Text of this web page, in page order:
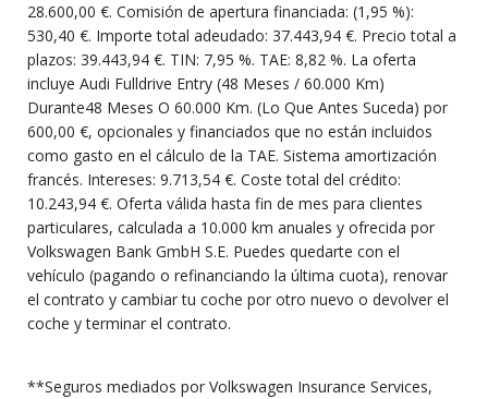
28.600,00 €. Comisión de apertura financiada: (1,95 %):
530,40 €. Importe total adeudado: 37.443,94 €. Precio total a
plazos: 39.443,94 €. TIN: 7,95 %. TAE: 8,82 %. La oferta
incluye Audi Fulldrive Entry (48 Meses / 60.000 Km)
Durante48 Meses O 60.000 Km. (Lo Que Antes Suceda) por
600,00 €, opcionales y financiados que no están incluidos
como gasto en el cálculo de la TAE. Sistema amortización
francés. Intereses: 9.713,54 €. Coste total del crédito:
10.243,94 €. Oferta válida hasta fin de mes para clientes
particulares, calculada a 10.000 km anuales y ofrecida por
Volkswagen Bank GmbH S.E. Puedes quedarte con el
vehículo (pagando o refinanciando la última cuota), renovar
el contrato y cambiar tu coche por otro nuevo o devolver el
coche y terminar el contrato.
**Seguros mediados por Volkswagen Insurance Services,